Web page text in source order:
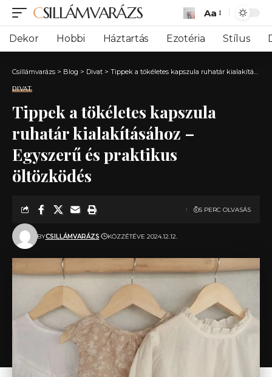
CSILLÁMVARÁZS
Font
Resizer
Aa
Dekor Hobbi Háztartás Ezotéria Stílus
Csillámvarázs > Blog > Divat > Tippek a tökéletes kapszula ruhatár kialakításához – Egyszerű és praktikus öltözködés
DIVAT
Tippek a tökéletes kapszula
ruhatár kialakításához –
Egyszerű és praktikus
öltözködés
BYCSILLÁMVARÁZS KÖZZÉTÉVE 2024.12.12.
5 PERC OLVASÁS